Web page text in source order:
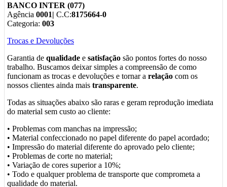
BANCO INTER (077)
Agência 0001| C.C:8175664-0
Categoria: 003
Trocas e Devoluções
Garantia de qualidade e satisfação são pontos fortes do nosso
trabalho. Buscamos deixar simples a compreensão de como
funcionam as trocas e devoluções e tornar a relação com os
nossos clientes ainda mais transparente.
Todas as situações abaixo são raras e geram reprodução imediata
do material sem custo ao cliente:
• Problemas com manchas na impressão;
• Material confeccionado no papel diferente do papel acordado;
• Impressão do material diferente do aprovado pelo cliente;
• Problemas de corte no material;
• Variação de cores superior a 10%;
• Todo e qualquer problema de transporte que comprometa a
qualidade do material.